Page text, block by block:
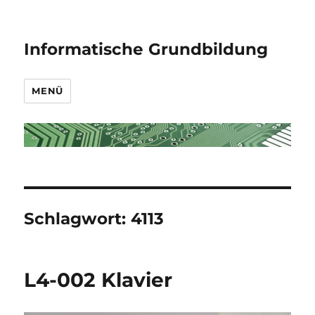
Informatische Grundbildung
MENÜ
Schlagwort:4113
L4-002 Klavier